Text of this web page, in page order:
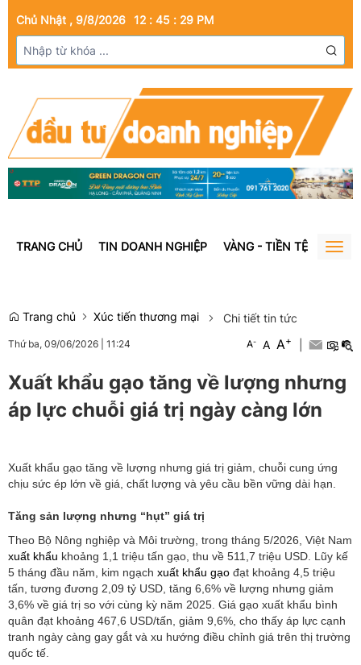
Chủ Nhật , 9/8/2026 12 : 45 : 30 PM
TRANG CHỦ TIN DOANH NGHIỆP VÀNG - TIỀN TỆ BẤT
Trang chủ Xúc tiến thương mại Chi tiết tin tức
Thứ ba, 09/06/2026 11:24 A- A A+
Xuất khẩu gạo tăng về lượng nhưng
áp lực chuỗi giá trị ngày càng lớn
Xuất khẩu gạo tăng về lượng nhưng giá trị giảm, chuỗi cung ứng
chịu sức ép lớn về giá, chất lượng và yêu cầu bền vững dài hạn.
Tăng sản lượng nhưng “hụt” giá trị
Theo Bộ Nông nghiệp và Môi trường, trong tháng 5/2026, Việt Nam
xuất khẩu khoảng 1,1 triệu tấn gạo, thu về 511,7 triệu USD. Lũy kế
5 tháng đầu năm, kim ngạch xuất khẩu gạo đạt khoảng 4,5 triệu
tấn, tương đương 2,09 tỷ USD, tăng 6,6% về lượng nhưng giảm
3,6% về giá trị so với cùng kỳ năm 2025. Giá gạo xuất khẩu bình
quân đạt khoảng 467,6 USD/tấn, giảm 9,6%, cho thấy áp lực cạnh
tranh ngày càng gay gắt và xu hướng điều chỉnh giá trên thị trường
quốc tế.